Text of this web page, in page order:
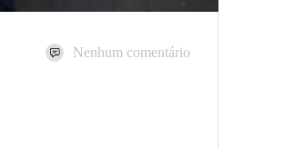
Nenhum comentário